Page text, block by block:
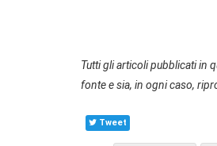
Tutti gli articoli pubblicati in
fonte e sia, in ogni caso,
Tweet